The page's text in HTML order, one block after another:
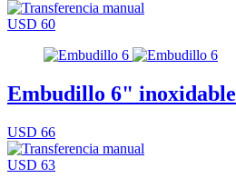
USD 60
Embudillo 6" inoxidable
USD 66
USD 63